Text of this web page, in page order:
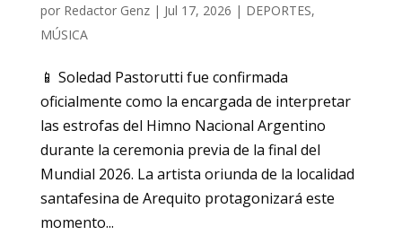
por Redactor Genz| Jul 17, 2026 | DEPORTES,
MÚSICA
📱 Soledad Pastorutti fue confirmada
oficialmente como la encargada de interpretar
las estrofas del Himno Nacional Argentino
durante la ceremonia previa de la final del
Mundial 2026. La artista oriunda de la localidad
santafesina de Arequito protagonizará este
momento...